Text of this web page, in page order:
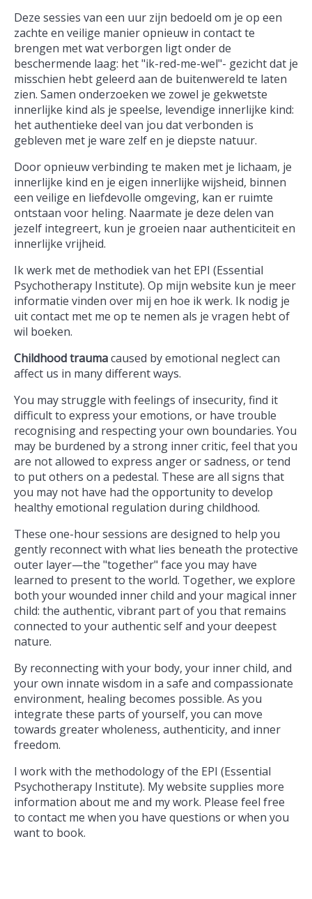
Deze sessies van een uur zijn bedoeld om je op een
zachte en veilige manier opnieuw in contact te
brengen met wat verborgen ligt onder de
beschermende laag: het "ik-red-me-wel"- gezicht dat je
misschien hebt geleerd aan de buitenwereld te laten
zien. Samen onderzoeken we zowel je gekwetste
innerlijke kind als je speelse, levendige innerlijke kind:
het authentieke deel van jou dat verbonden is
gebleven met je ware zelf en je diepste natuur.
Door opnieuw verbinding te maken met je lichaam, je
innerlijke kind en je eigen innerlijke wijsheid, binnen
een veilige en liefdevolle omgeving, kan er ruimte
ontstaan voor heling. Naarmate je deze delen van
jezelf integreert, kun je groeien naar authenticiteit en
innerlijke vrijheid.
Ik werk met de methodiek van het EPI (Essential
Psychotherapy Institute). Op mijn website kun je meer
informatie vinden over mij en hoe ik werk. Ik nodig je
uit contact met me op te nemen als je vragen hebt of
wil boeken.
Childhood traumacaused by emotional neglect can
affect us in many different ways.
You may struggle with feelings of insecurity, find it
difficult to express your emotions, or have trouble
recognising and respecting your own boundaries. You
may be burdened by a strong inner critic, feel that you
are not allowed to express anger or sadness, or tend
to put others on a pedestal. These are all signs that
you may not have had the opportunity to develop
healthy emotional regulation during childhood.
These one-hour sessions are designed to help you
gently reconnect with what lies beneath the protective
outer layer—the "together" face you may have
learned to present to the world. Together, we explore
both your wounded inner child and your magical inner
child: the authentic, vibrant part of you that remains
connected to your authentic self and your deepest
nature.
By reconnecting with your body, your inner child, and
your own innate wisdom in a safe and compassionate
environment, healing becomes possible. As you
integrate these parts of yourself, you can move
towards greater wholeness, authenticity, and inner
freedom.
I work with the methodology of the EPI (Essential
Psychotherapy Institute). My website supplies more
information about me and my work. Please feel free
to contact me when you have questions or when you
want to book.